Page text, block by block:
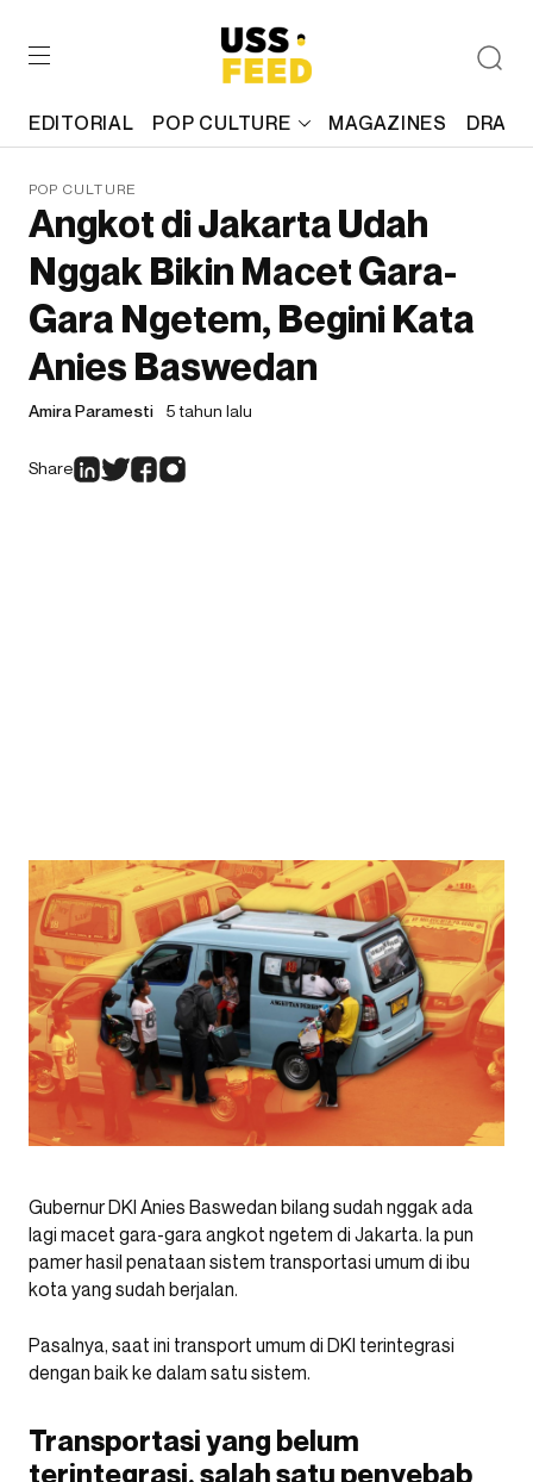
EDITORIAL POP CULTURE MAGAZINES
POP CULTURE
Angkot di Jakarta Udah
Nggak Bikin Macet Gara-
Gara Ngetem, Begini Kata
Anies Baswedan
Amira Paramesti 5 tahun lalu
Share
Gubernur DKI Anies Baswedan bilang sudah nggak ada
lagi macet gara-gara angkot ngetem di Jakarta. Ia pun
pamer hasil penataan sistem transportasi umum di ibu
kota yang sudah berjalan.
Pasalnya, saat ini transport umum di DKI terintegrasi
dengan baik ke dalam satu sistem.
Transportasi yang belum
terintegrasi, salah satu penyebab